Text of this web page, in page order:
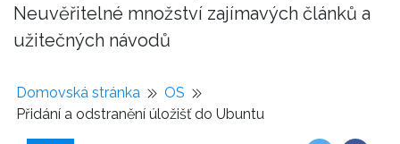
Neuvěřitelné množství zajímavých článků a
užitečných návodů
Domovská stránka
OS
Přidání a odstranění úložišť do Ubuntu